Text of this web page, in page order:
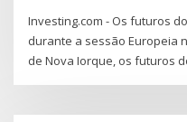
Investing.com - Os futuros
durante a sessão Europeia
de Nova Iorque, os futuros